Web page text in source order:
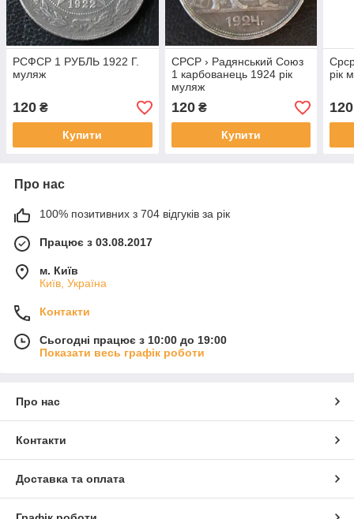
РСФСР 1 РУБЛЬ 1922 Г.
муляж
120 ₴
Купити
СРСР › Радянський Союз
1 карбованець 1924 рік
муляж
120₴
Купити
рік
120
Про нас
100% позитивних з 704 відгуків за рік
Працює з 03.08.2017
м. Київ
Київ, Україна
Контакти
Сьогодні працює з 10:00 до 19:00
Показати весь графік роботи
Про нас
Контакти
Доставка та оплата